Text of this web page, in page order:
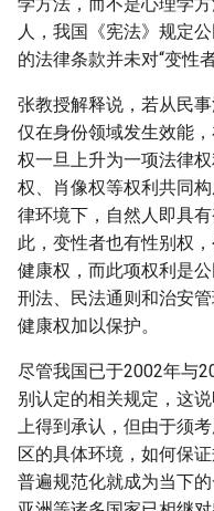
人，我国《宪法》规定
的法律条款并未对“变性
张教授解释说，若从民
仅在身份领域发生效能
权一旦上升为一项法律
权、肖像权等权利共同
律环境下，自然人即具
此，变性者也有性别权
健康权，而此项权利是
刑法、民法通则和治安
健康权加以保护。
尽管我国已于2002年与
别认定的相关规定，这
上得到承认，但由于须
区的具体环境，如何保
普遍规范化就成为当下